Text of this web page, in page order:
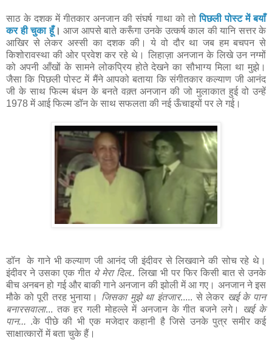
साठ के दशक में गीतकार अनजान की संघर्ष गाथा को तोपिछली पोस्ट में बयाँ
कर ही चुका हूँ। आज आपसे बाते करूँगा उनके उत्कर्ष काल की यानि सत्तर के
आखिर से लेकर अस्सी का दशक की। ये वो दौर था जब हम बचपन से
किशोरावस्था की ओर प्रवेश कर रहे थे। लिहाज़ा अनजान के लिखे उन नग्मों
को अपनी आँखों के सामने लोकप्रिय होते देखने का सौभाग्य मिला था मुझे।
जैसा कि पिछली पोस्ट में मैंने आपको बताया कि संगीतकार कल्याण जी आनंद
जी के साथ फिल्म बंधन के बनते वक़्त अनजान की जो मुलाकात हुई वो उन्हें
1978 में आई फिल्म डॉन के साथ सफलता की नई ऊँचाइयों पर ले गई।
डॉन के गाने भी कल्याण जी आनंद जी इंदीवर से लिखवाने की सोच रहे थे।
इंदीवर ने उसका एक गीत ये मेरा दिल.. लिखा भी पर फिर किसी बात से उनके
बीच अनबन हो गई और बाकी गाने अनजान की झोली में आ गए। अनजान ने इस
मौके को पूरी तरह भुनाया। जिसका मुझे था इंतजार..... से लेकर खई के पान
बनारसवाला... तक हर गली मोहल्ले में अनजान के गीत बजने लगे। खई के
पान... .के पीछे की भी एक मजेदार कहानी है जिसे उनके पुत्र समीर कई
साक्षात्कारों में बता चुके हैं।